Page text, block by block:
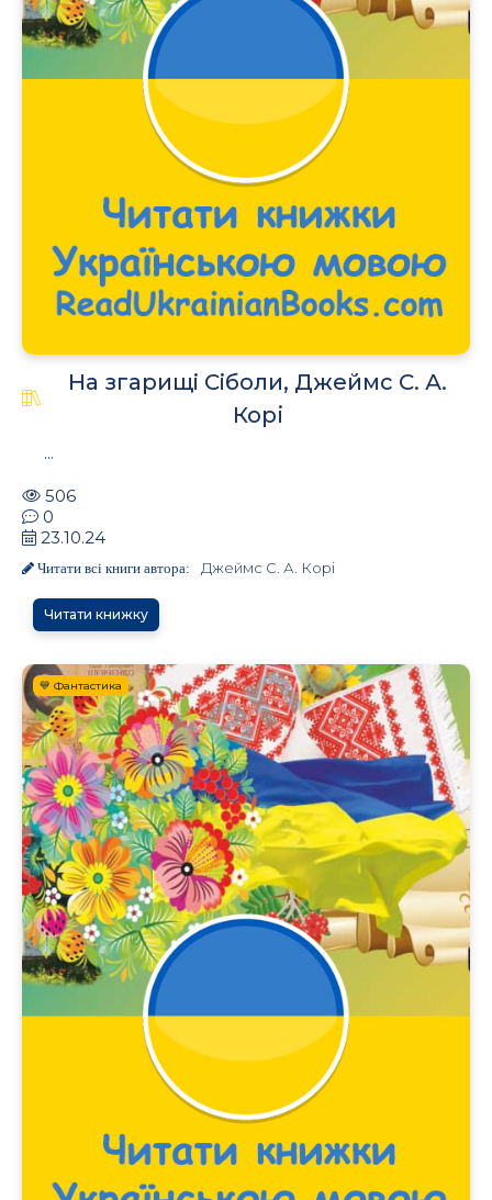
На згарищi Сiболи, Джеймс С. А.
Корі
...
506
0
23.10.24
Читати всі книги автора: Джеймс С. А. Корі
Читати книжку
💙 Фантастика